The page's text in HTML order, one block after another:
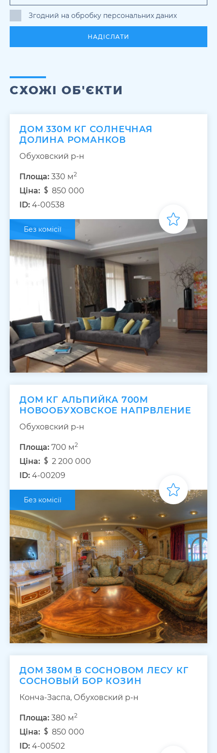
Згодний на обробку персональних даних
НАДІСЛАТИ
СХОЖІ ОБ'ЄКТИ
ДОМ 330М КГ СОЛНЕЧНАЯ
ДОЛИНА РОМАНКОВ
Обуховский р-н
Площа: 330 м2
Ціна:
850 000
ID: 4-00538
Без комісії
ДОМ КГ АЛЬПИЙКА 700М
НОВООБУХОВСКОЕ НАПРВЛЕНИЕ
Обуховский р-н
Площа: 700 м2
Ціна:
2 200 000
ID: 4-00209
Без комісії
ДОМ 380М В СОСНОВОМ ЛЕСУ КГ
СОСНОВЫЙ БОР КОЗИН
Конча-Заспа, Обуховский р-н
Площа: 380 м2
Ціна:
850 000
ID: 4-00502